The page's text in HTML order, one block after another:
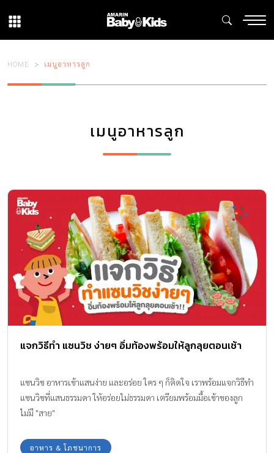
HOME เมนูอาหารลูก
เมนูอาหารลูก
แจกวิธีทำ แซนวิช ง่ายๆ อิ่มท้องพร้อมให้ลูกลุยตอนเช้า
แซนวิช อาหารเช้าแสนง่าย และอร่อย ใคร ๆ ก็ติดใจ เราพร้อมแจกวิธีทำ
แซนวิชที่แสนธรรมดา ให้อร่อยไม่ธรรมดา เตรียมพร้อมมื้อเช้าของลูก
ไม่มี "สาย"
อาหาร & โภชนาการ